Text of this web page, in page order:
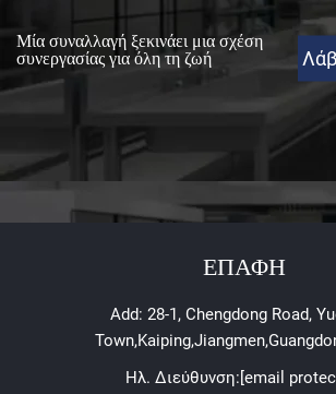
Μία συναλλαγή ξεκινάει μια σχέση
συνεργασίας για όλη τη ζωή
ΕΠΑΦΗ
Add: 28-1, Chengdong Road,
Ηλ. Διεύθυνση:[email